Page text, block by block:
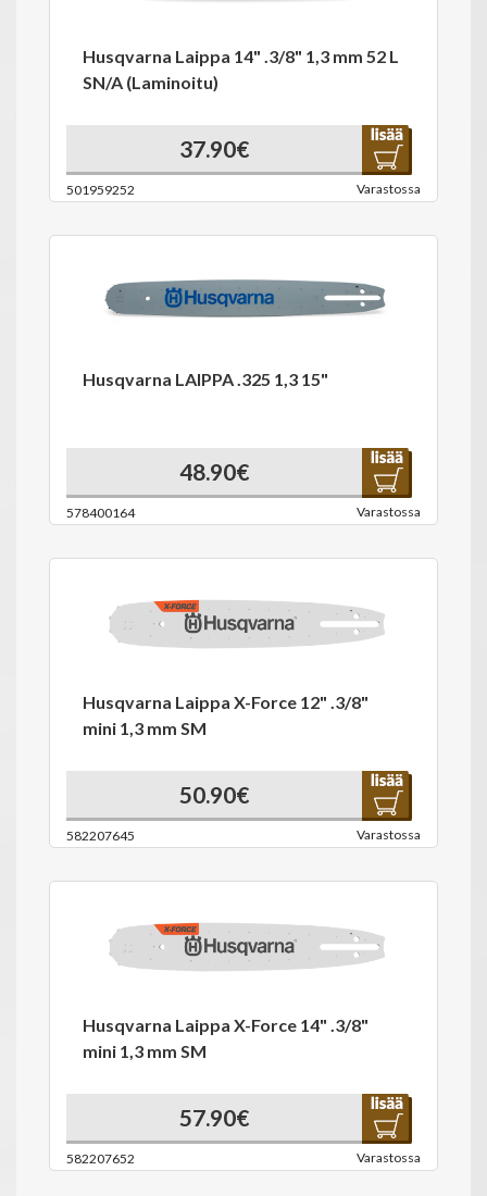
Husqvarna Laippa 14" .3/8" 1,3 mm 52 L
SN/A (Laminoitu)
37.90€
501959252 Varastossa
Husqvarna LAIPPA .325 1,3 15"
48.90€
578400164 Varastossa
Husqvarna Laippa X-Force 12" .3/8"
mini 1,3 mm SM
50.90€
582207645 Varastossa
Husqvarna Laippa X-Force 14" .3/8"
mini 1,3 mm SM
57.90€
582207652 Varastossa